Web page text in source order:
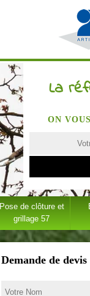
La
ON
Pose de clôture et
grillage 57
Demande de